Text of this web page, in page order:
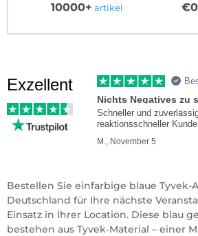
10000+ artikel
Exzellent
Nichts Negatives zu
Schneller und
reaktionsschneller
M., November 5
Bestellen Sie einfarbige blaue Tyvek-
Deutschland für Ihre nächste
Einsatz in Ihrer Location. Diese blau
bestehen aus Tyvek‑Material – einer